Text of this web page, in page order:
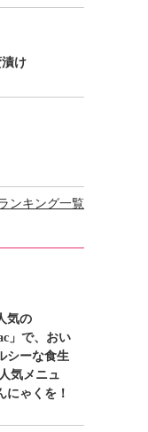
け
ンキング一覧
気の
」で、おい
シーな食生
気メニュ
にゃくを！